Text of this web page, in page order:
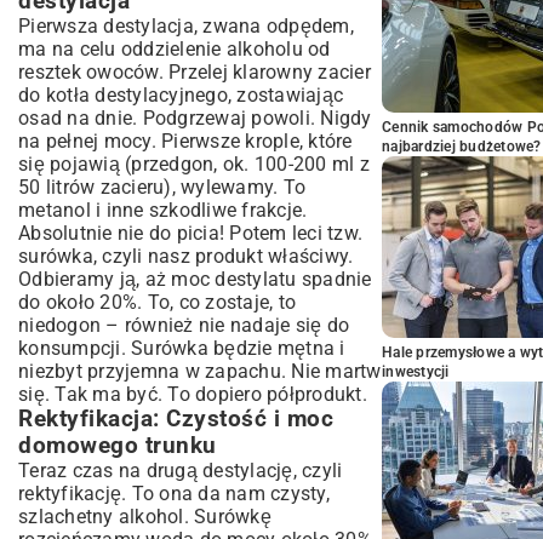
Pierwsza destylacja, zwana odpędem,
ma na celu oddzielenie alkoholu od
resztek owoców. Przelej klarowny zacier
do kotła destylacyjnego, zostawiając
osad na dnie. Podgrzewaj powoli. Nigdy
na pełnej mocy. Pierwsze krople, które
się pojawią (przedgon, ok. 100-200 ml z
50 litrów zacieru), wylewamy. To
metanol i inne szkodliwe frakcje.
Absolutnie nie do picia! Potem leci tzw.
surówka, czyli nasz produkt właściwy.
Odbieramy ją, aż moc destylatu spadnie
do około 20%. To, co zostaje, to
niedogon – również nie nadaje się do
konsumpcji. Surówka będzie mętna i
niezbyt przyjemna w zapachu. Nie martw
się. Tak ma być. To dopiero półprodukt.
Rektyfikacja: Czystość i moc
domowego trunku
Teraz czas na drugą destylację, czyli
rektyfikację. To ona da nam czysty,
szlachetny alkohol. Surówkę
Cennik samochodów
najbardziej budżetowe?
Hale przemysłowe a
inwestycji